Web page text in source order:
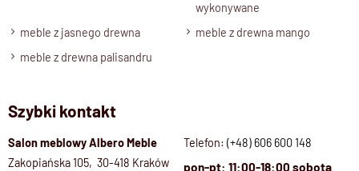
wykonywane
meble z jasnego drewna
meble z drewna mango
meble z drewna palisandru
Szybki kontakt
Salon meblowy Albero Meble
Zakopiańska 105, 30-418 Kraków
Telefon: (+48) 606 600 148
pon-pt: 11:00-18:00 sobota